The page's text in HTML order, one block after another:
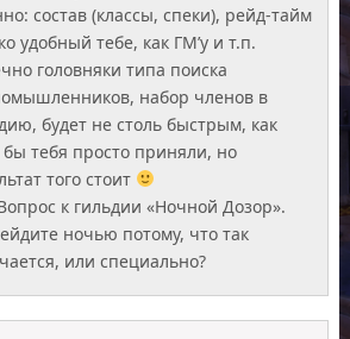
состав (классы, спеки), рейд-тайм
удобный тебе, как ГМ’у и т.п.
головняки типа поиска
набор членов в
будет не столь быстрым, как
бы тебя просто приняли, но
того стоит
к гильдии «Ночной Дозор».
ночью потому, что так
или специально?